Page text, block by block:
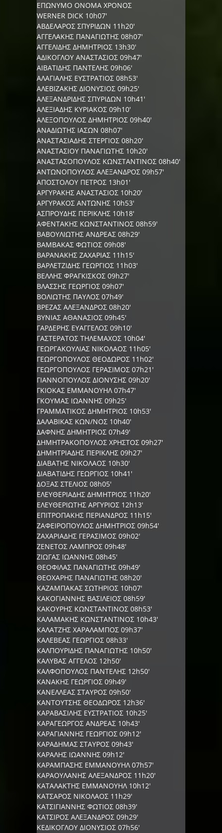
ΕΠΩΝΥΜΟ ΟΝΟΜΑ ΧΡΟΝΟΣ
WERNER DICK 10h07'
ΑΒΔΕΛΑΡΟΣ ΣΠΥΡΙΔΩΝ 11h20'
ΑΓΓΕΛΑΚΗΣ ΠΑΝΑΓΙΩΤΗΣ 08h07'
ΑΓΓΕΛΙΔΗΣ ΔΗΜΗΤΡΙΟΣ 13h30'
ΑΔΙΚΟΓΛΟΥ ΑΝΑΣΤΑΣΙΟΣ 09h47'
ΑΙΒΑΤΙΔΗΣ ΠΑΝΤΕΛΗΣ 09h06'
ΑΛΑΓΙΑΛΗΣ ΕΥΣΤΡΑΤΙΟΣ 08h53'
ΑΛΕΒΙΖΑΚΗΣ ΔΙΟΝΥΣΙΟΣ 09h25'
ΑΛΕΞΑΝΔΡΙΔΗΣ ΣΠΥΡΙΔΩΝ 10h41'
ΑΛΕΞΙΑΔΗΣ ΚΥΡΙΑΚΟΣ 09h10'
ΑΛΕΞΟΠΟΥΛΟΣ ΔΗΜΗΤΡΙΟΣ 09h40'
ΑΝΑΔΙΩΤΗΣ ΙΑΣΩΝ 08h07'
ΑΝΑΣΤΑΣΙΑΔΗΣ ΣΤΕΡΓΙΟΣ 08h20'
ΑΝΑΣΤΑΣΙΟΥ ΠΑΝΑΓΙΩΤΗΣ 10h20'
ΑΝΑΣΤΑΣΟΠΟΥΛΟΣ ΚΩΝΣΤΑΝΤΙΝΟΣ 08h40'
ΑΝΤΩΝΟΠΟΥΛΟΣ ΑΛΕΞΑΝΔΡΟΣ 09h57'
ΑΠΟΣΤΟΛΟΥ ΠΕΤΡΟΣ 13h01'
ΑΡΓΥΡΑΚΗΣ ΑΝΑΣΤΑΣΙΟΣ 10h20'
ΑΡΓΥΡΑΚΟΣ ΑΝΤΩΝΗΣ 10h53'
ΑΣΠΡΟΥΔΗΣ ΠΕΡΙΚΛΗΣ 10h18'
ΑΦΕΝΤΑΚΗΣ ΚΩΝΣΤΑΝΤΙΝΟΣ 08h59'
ΒΑΒΟΥΛΙΩΤΗΣ ΑΝΔΡΕΑΣ 08h29'
ΒΑΜΒΑΚΑΣ ΦΩΤΙΟΣ 09h08'
ΒΑΡΑΝΑΚΗΣ ΖΑΧΑΡΙΑΣ 11h15'
ΒΑΡΛΕΤΖΙΔΗΣ ΓΕΩΡΓΙΟΣ 11h03'
ΒΕΛΛΗΣ ΦΡΑΓΚΙΣΚΟΣ 09h27'
ΒΛΑΣΣΗΣ ΓΕΩΡΓΙΟΣ 09h07'
ΒΟΛΙΩΤΗΣ ΠΑΥΛΟΣ 07h49'
ΒΡΕΖΑΣ ΑΛΕΞΑΝΔΡΟΣ 08h20'
ΒΥΝΙΑΣ ΑΘΑΝΑΣΙΟΣ 09h45'
ΓΑΡΔΕPΗΣ ΕΥΑΓΓΕΛΟΣ 09h10'
ΓΑΣΤΕΡΑΤΟΣ ΤΗΛΕΜΑΧΟΣ 10h04'
ΓΕΩΡΓΑΚΟΥΛΙΑΣ ΝΙΚΟΛΑΟΣ 11h05'
ΓΕΩΡΓΟΠΟΥΛΟΣ ΘΕΟΔΩΡΟΣ 11h02'
ΓΕΩΡΓΟΠΟΥΛΟΣ ΓΕΡΑΣΙΜΟΣ 07h21'
ΓΙΑΝΝΟΠΟΥΛΟΣ ΔΙΟΝΥΣΗΣ 09h20'
ΓΚΙΟΚΑΣ ΕΜΜΑΝΟΥΗΛ 07h47'
ΓΚΟΥΜΑΣ ΙΩΑΝΝΗΣ 09h25'
ΓΡΑΜΜΑΤΙΚΟΣ ΔΗΜΗΤΡΙΟΣ 10h53'
ΔΑΛΑΒΙΚΑΣ ΚΩΝ/ΝΟΣ 10h40'
ΔΑΦΝΗΣ ΔΗΜΗΤΡΙΟΣ 07h49'
ΔΗΜΗΤΡΑΚΟΠΟΥΛΟΣ ΧΡΗΣΤΟΣ 09h27'
ΔΗΜΗΤΡΙΑΔΗΣ ΠΕΡΙΚΛΗΣ 09h27'
ΔΙΑΒΑΤΗΣ ΝΙΚΟΛΑΟΣ 10h30'
ΔΙΑΒΑΤΙΔΗΣ ΓΕΩΡΓΙΟΣ 10h41'
ΔΟΞΑΣ ΣΤΕΛΙΟΣ 08h05'
ΕΛΕΥΘΕΡΙΑΔΗΣ ΔΗΜΗΤΡΙΟΣ 11h20'
ΕΛΕΥΘΕΡΙΩΤΗΣ ΑΡΓΥΡΙΟΣ 12h13'
ΕΠΙΤΡΟΠΑΚΗΣ ΠΕΡΙΑΝΔΡΟΣ 11h15'
ΖΑΦΕΙΡΟΠΟΥΛΟΣ ΔΗΜΗΤΡΙΟΣ 09h54'
ΖΑΧΑΡΙΑΔΗΣ ΓΕΡΑΣΙΜΟΣ 09h02'
ΖΕΝΕΤΟΣ ΛΑΜΠΡΟΣ 09h48'
ΖΙΩΓΑΣ ΙΩΑΝΝΗΣ 08h45'
ΘΕΟΦΙΛΑΣ ΠΑΝΑΓΙΩΤΗΣ 09h49'
ΘΕΟΧΑΡΗΣ ΠΑΝΑΓΙΩΤΗΣ 08h20'
ΚΑΖΑΜΠΑΚΑΣ ΣΩΤΗΡΙΟΣ 10h07'
ΚΑΚΟΓΙΑΝΝΗΣ ΒΑΣΙΛΕΙΟΣ 08h59'
ΚΑΚΟΥΡΗΣ ΚΩΝΣΤΑΝΤΙΝΟΣ 08h53'
ΚΑΛΑΜΑΚΗΣ ΚΩΝΣΤΑΝΤΙΝΟΣ 10h43'
ΚΑΛΑΤΖΗΣ ΧΑΡΑΛΑΜΠΟΣ 09h37'
ΚΑΛΕΒΕΑΣ ΓΕΩΡΓΙΟΣ 08h33'
ΚΑΛΠΟΥΡΙΔΗΣ ΠΑΝΑΓΙΩΤΗΣ 10h50'
ΚΑΛΥΒΑΣ ΑΓΓΕΛΟΣ 12h50'
ΚΑΛΦΟΠΟΥΛΟΣ ΠΑΝΤΕΛΗΣ 12h50'
ΚΑΝΑΚΗΣ ΓΕΩΡΓΙΟΣ 09h49'
ΚΑΝΕΛΛΕΑΣ ΣΤΑΥΡΟΣ 09h50'
ΚΑΝΤΟΥΤΣΗΣ ΘΕΟΔΩΡΟΣ 12h36'
ΚΑΡΑΒΑΣΙΛΗΣ ΕΥΣΤΡΑΤΙΟΣ 10h25'
ΚΑΡΑΓΕΩΡΓΟΣ ΑΝΔΡΕΑΣ 10h43'
ΚΑΡΑΓΙΑΝΝΗΣ ΓΕΩΡΓΙΟΣ 09h12'
ΚΑΡΑΔΗΜΑΣ ΣΤΑΥΡΟΣ 09h43'
ΚΑΡΑΛΗΣ ΙΩΑΝΝΗΣ 09h12'
ΚΑΡΑΜΠΑΣΗΣ ΕΜΜΑΝΟΥΗΛ 07h57'
ΚΑΡΑΟΥΛΑΝΗΣ ΑΛΕΞΑΝΔΡΟΣ 11h20'
ΚΑΤΑΛΑΚΤΗΣ ΕΜΜΑΝΟΥΗΛ 10h12'
ΚΑΤΣΑΡΟΣ ΝΙΚΟΛΑΟΣ 11h29'
ΚΑΤΣΙΓΙΑΝΝΗΣ ΦΩΤΙΟΣ 08h39'
ΚΑΤΣΙΡΟΣ ΑΛΕΞΑΝΔΡΟΣ 09h29'
ΚΕΔΙΚΟΓΛΟΥ ΔΙΟΝΥΣΙΟΣ 07h56'